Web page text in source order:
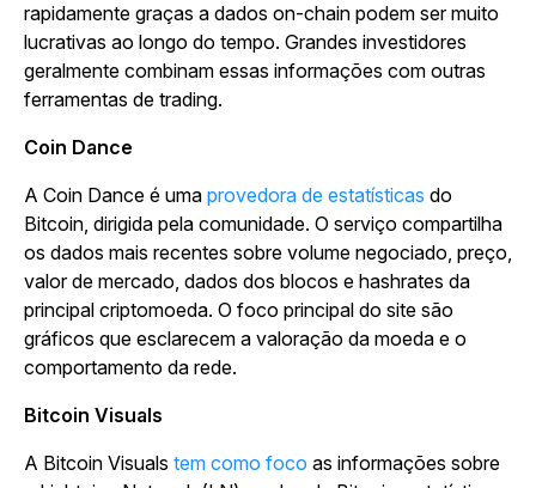
rapidamente graças a dados on-chain podem ser muito
lucrativas ao longo do tempo. Grandes investidores
geralmente combinam essas informações com outras
ferramentas de trading.
Coin Dance
A Coin Dance é uma provedora de estatísticas do
Bitcoin, dirigida pela comunidade. O serviço compartilha
os dados mais recentes sobre volume negociado, preço,
valor de mercado, dados dos blocos e hashrates da
principal criptomoeda. O foco principal do site são
gráficos que esclarecem a valoração da moeda e o
comportamento da rede.
Bitcoin Visuals
A Bitcoin Visuals tem como foco as informações sobre